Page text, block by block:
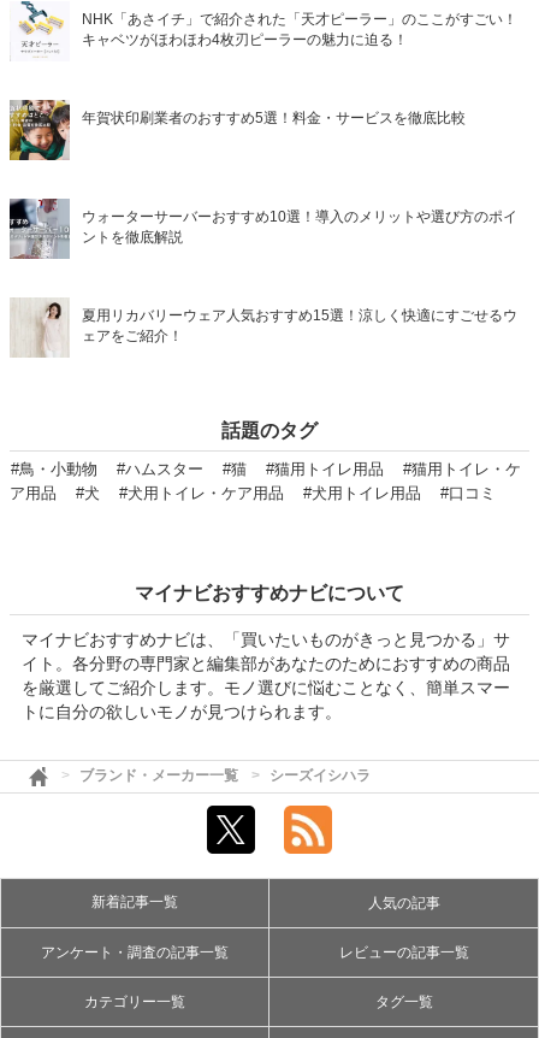
NHK「あさイチ」で紹介された「天才ピーラー」のここがすごい！
キャベツがほわほわ4枚刃ピーラーの魅力に迫る！
年賀状印刷業者のおすすめ5選！料金・サービスを徹底比較
ウォーターサーバーおすすめ10選！導入のメリットや選び方のポイ
ントを徹底解説
夏用リカバリーウェア人気おすすめ15選！涼しく快適にすごせるウ
ェアをご紹介！
話題のタグ
#鳥・小動物 #ハムスター #猫 #猫用トイレ用品
#猫用トイレ・ケ
ア用品
#犬 #犬用トイレ・ケア用品 #犬用トイレ用品 #口コミ
マイナビおすすめナビについて
マイナビおすすめナビは、「買いたいものがきっと見つかる」サ
イト。各分野の専門家と編集部があなたのためにおすすめの商品
を厳選してご紹介します。モノ選びに悩むことなく、簡単スマー
トに自分の欲しいモノが見つけられます。
ブランド・メーカー一覧 シーズイシハラ
新着記事一覧 人気の記事
アンケート・調査の記事一覧 レビューの記事一覧
カテゴリー一覧 タグ一覧